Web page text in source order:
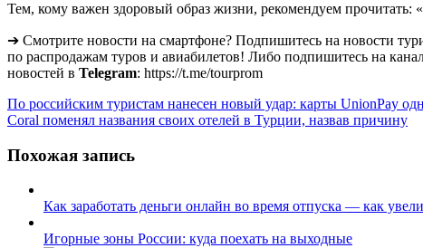
Тем, кому важен здоровый образ жизни, рекомендуем
➔ Смотрите новости на смартфоне? Подпишитесь на новости
по распродажам туров и авиабилетов! Либо подпишитесь на
новостей в Telegram: https://t.me/tourprom
Навигация
по
записям
По российским туристам нанесен новый удар: карты UnionPay
Coral поменял названия своих отелей в Турции, назвав причину
Похожая запись
Как заработать деньги онлайн во время отпуска — как
Игорные зоны России: куда поехать на выходные